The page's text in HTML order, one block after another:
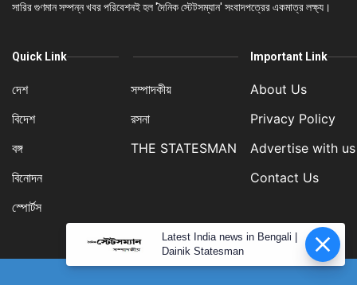
সারির গুণমান সম্পন্ন খবর পরিবেশনই হল 'দৈনিক স্টেটসম্যান' সংবাদপত্রের একমাত্র লক্ষ্য।
Quick Link
দেশ
বিদেশ
বঙ্গ
বিনোদন
স্পোর্টস
সম্পাদকীয়
রসনা
THE STATESMAN
Important Link
About Us
Privacy Policy
Advertise with us
Contact Us
Latest India news in Bengali |
Dainik Statesman